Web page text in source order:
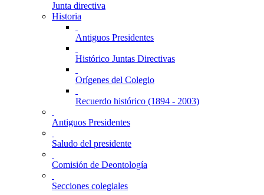
Junta directiva
Historia
Antiguos Presidentes
Histórico Juntas Directivas
Orígenes del Colegio
Recuerdo histórico (1894 - 2003)
Antiguos Presidentes
Saludo del presidente
Comisión de Deontología
Secciones colegiales